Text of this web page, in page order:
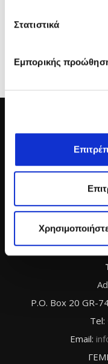
Στατιστικά
Εμπορικής
information
P.O. Box 20 GR-
Tel:
Email: